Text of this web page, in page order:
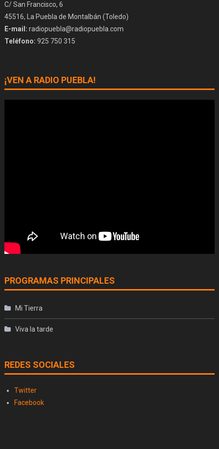
C/ San Francisco, 6
45516, La Puebla de Montalbán (Toledo)
E-mail: radiopuebla@radiopuebla.com
Teléfono: 925 750 315
¡VEN A RADIO PUEBLA!
PROGRAMAS PRINCIPALES
Mi Tierra
Viva la tarde
REDES SOCIALES
Twitter
Facebook